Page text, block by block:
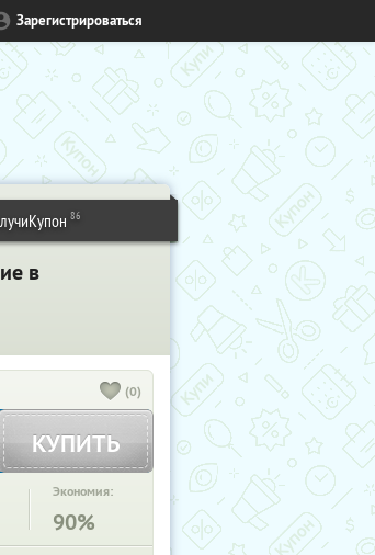
Зарегистрироваться
86
в
(0)
КУПИТЬ
Экономия:
90%